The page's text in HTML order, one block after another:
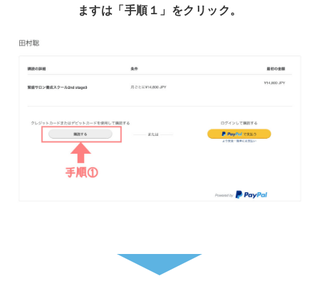
ますは「手順１」をクリック。